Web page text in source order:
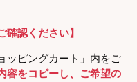
確認ください】
ッピングカート」内をご
容をコピーし、ご希望の